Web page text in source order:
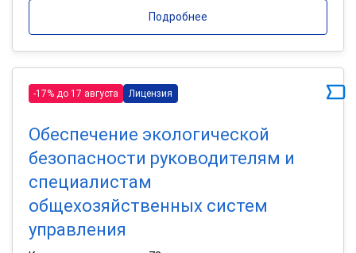
Подробнее
-17% до 17 августа Лицензия
Обеспечение экологической
безопасности руководителям и
специалистам
общехозяйственных систем
управления